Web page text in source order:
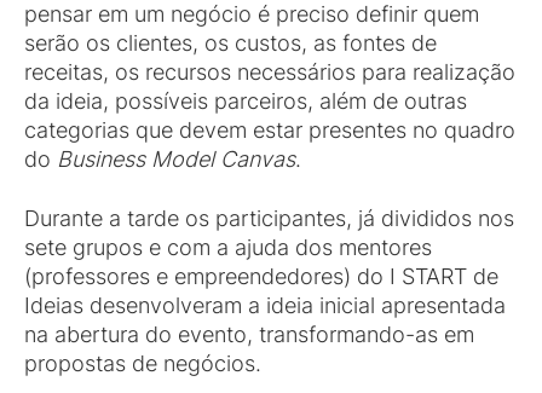
pensar em um negócio é preciso definir quem
serão os clientes, os custos, as fontes de
receitas, os recursos necessários para realização
da ideia, possíveis parceiros, além de outras
categorias que devem estar presentes no quadro
do Business Model Canvas.
Durante a tarde os participantes, já divididos nos
sete grupos e com a ajuda dos mentores
(professores e empreendedores) do I START de
Ideias desenvolveram a ideia inicial apresentada
na abertura do evento, transformando-as em
propostas de negócios.